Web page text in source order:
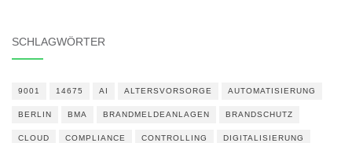
SCHLAGWÖRTER
9001 14675 AI ALTERSVORSORGE AUTOMATISIERUNG
BERLIN BMA BRANDMELDEANLAGEN BRANDSCHUTZ
CLOUD COMPLIANCE CONTROLLING DIGITALISIERUNG